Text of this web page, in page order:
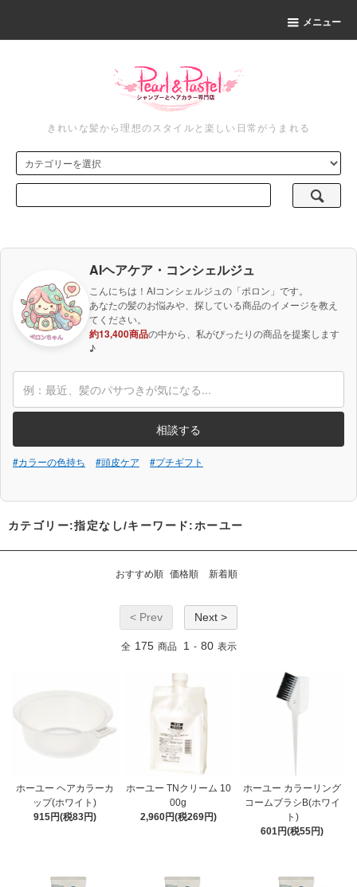
メニュー
きれいな髪から理想のスタイルと楽しい日常がうまれる
AIヘアケア・コンシェルジュ
こんにちは！AIコンシェルジュの「ポロン」です。
あなたの髪のお悩みや、探している商品のイメージを教え
てください。
約13,400商品の中から、私がぴったりの商品を提案します
♪
相談する
#カラーの色持ち #頭皮ケア #プチギフト
カテゴリー:指定なし/キーワード:ホーユー
おすすめ順 価格順 新着順
< Prev Next >
全 175 商品 1 - 80 表示
ホーユー ヘアカラーカ
ップ(ホワイト)
915円(税83円)
ホーユー TNクリーム 10
00g
2,960円(税269円)
ホーユー カラーリング
コームブラシB(ホワイ
ト)
601円(税55円)